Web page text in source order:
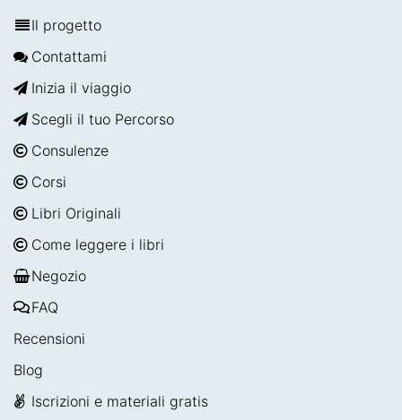
Il progetto
Contattami
Inizia il viaggio
Scegli il tuo Percorso
Consulenze
Corsi
Libri Originali
Come leggere i libri
Negozio
FAQ
Recensioni
Blog
Iscrizioni e materiali gratis